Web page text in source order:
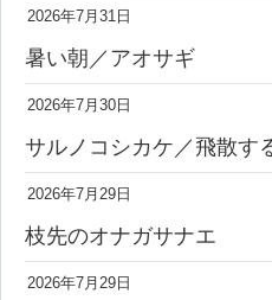
2026年7月31日
暑い朝／アオサギ
2026年7月30日
サルノコシカケ／飛散す
2026年7月29日
枝先のオナガサナエ
2026年7月29日